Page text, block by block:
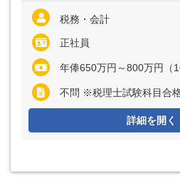
税務・会計
正社員
年俸650万円～800万円（16分割） ※経験・能力など考
不問 ※税理士試験科目合
詳細を開く